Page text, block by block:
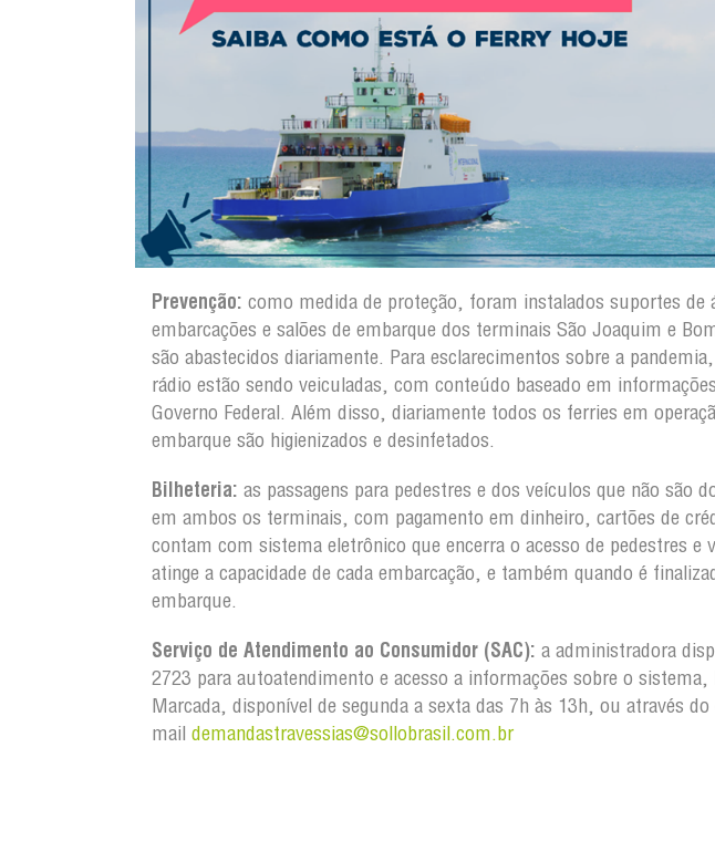
Prevenção: como medida de proteção, foram instalados suportes de
embarcações e salões de embarque dos terminais São Joaquim e
são abastecidos diariamente. Para esclarecimentos sobre a
rádio estão sendo veiculadas, com conteúdo baseado em
Governo Federal. Além disso, diariamente todos os ferries em
embarque são higienizados e desinfetados.
Bilheteria: as passagens para pedestres e dos veículos que não são
em ambos os terminais, com pagamento em dinheiro, cartões de
contam com sistema eletrônico que encerra o acesso de pedestres e
atinge a capacidade de cada embarcação, e também quando é
embarque.
Serviço de Atendimento ao Consumidor (SAC): a administradora
2723 para autoatendimento e acesso a informações sobre o
Marcada, disponível de segunda a sexta das 7h às 13h, ou através do
mail demandastravessias@sollobrasil.com.br